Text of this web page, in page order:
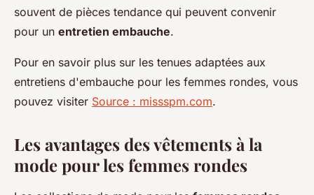
souvent de pièces tendance qui peuvent convenir
pour un entretien embauche.
Pour en savoir plus sur les tenues adaptées aux
entretiens d'embauche pour les femmes rondes, vous
pouvez visiter Source : missspm.com.
Les avantages des vêtements à la
mode pour les femmes rondes